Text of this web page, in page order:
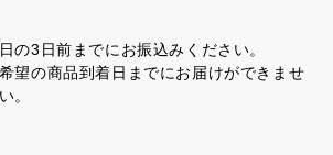
の3日前までにお振込みください。
望の商品到着日までにお届けができませ
。